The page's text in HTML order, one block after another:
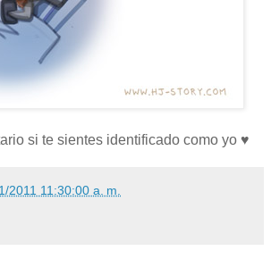
si te sientes identificado como yo ♥
2011 11:30:00 a. m.